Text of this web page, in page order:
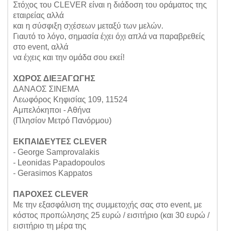
Στόχος του CLEVER είναι η διάδοση του οράματος της
εταιρείας αλλά
και η σύσφιξη σχέσεων μεταξύ των μελών.
Γιαυτό το λόγο, σημασία έχει όχι απλά να παραβρεθείς
στο event, αλλά
να έχεις και την ομάδα σου εκεί!
ΧΩΡΟΣ ΔΙΕΞΑΓΩΓΗΣ
ΔΑΝΑΟΣ ΣΙΝΕΜΑ
Λεωφόρος Κηφισίας 109, 11524
Αμπελόκηποι - Αθήνα
(Πλησίον Μετρό Πανόρμου)
ΕΚΠΑΙΔΕΥΤΕΣ CLEVER
- George Samprovalakis
- Leonidas Papadopoulos
- Gerasimos Kappatos
ΠΑΡΟΧΕΣ CLEVER
Με την εξασφάλιση της συμμετοχής σας στο event, με
κόστος προπώλησης 25 ευρώ / εισιτήριο (και 30 ευρώ /
εισιτήριο τη μέρα της